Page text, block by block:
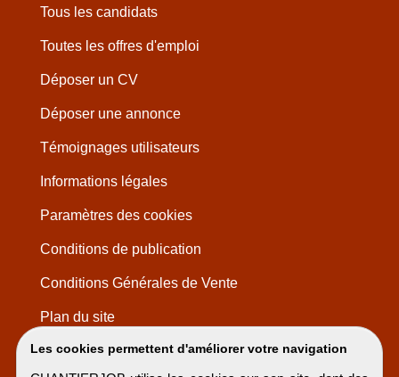
Les cookies permettent d'améliorer votre navigation
Tous les candidats
Toutes les offres d'emploi
Déposer un CV
Déposer une annonce
Témoignages utilisateurs
Informations légales
Paramètres des cookies
Conditions de publication
Conditions Générales de Vente
Plan du site